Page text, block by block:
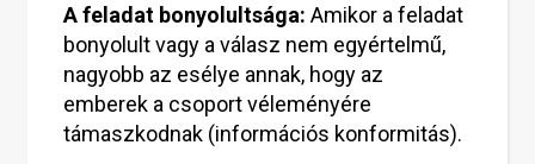
A feladat bonyolultsága: Amikor a feladat
bonyolult vagy a válasz nem egyértelmű,
nagyobb az esélye annak, hogy az
emberek a csoport véleményére
támaszkodnak (információs konformitás).